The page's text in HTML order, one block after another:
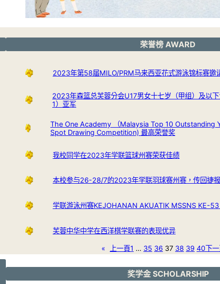
荣誉榜 AWARD
2023年第58届MILO/PRM马来西亚花式游泳锦标赛邀
2023年森篮总芙蓉分会U17男女十七岁（甲组）及以
1）亚军
The One Academy （Malaysia Top 10
Spot Drawing Competition) 最高荣誉奖
我校同学在2023年学联篮球州赛荣获佳绩
本校参与26-28/7的2023年学联羽球赛州赛，传回捷报
学联游泳州赛KEJOHANAN AKUATIK MSSNS KE-
芙蓉中华中学在西洋棋学联赛的表现优异
« 上一頁1 … 35 36 37 38 39 40下
奖学金 SCHOLARSHIP